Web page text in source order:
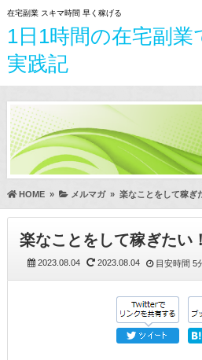
在宅副業 スキマ時間 早く稼げる
1日1時間の在宅副業
実践記
HOME» メルマガ» 楽なことをして稼ぎ
楽なことをして稼ぎたい！
2023.08.04 2023.08.04 目安時間 5